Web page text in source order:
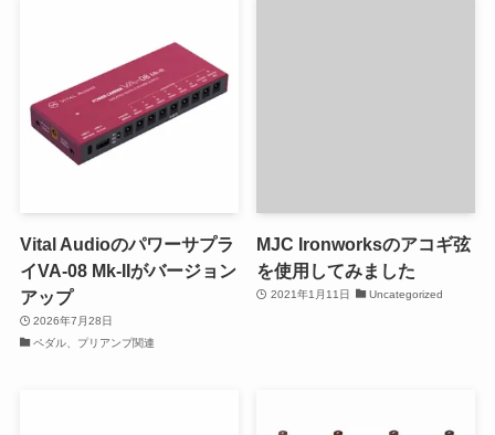
Vital Audioのパワーサプラ
イVA-08 Mk-IIがバージョン
アップ
2026年7月28日
ペダル、プリアンプ関連
MJC Ironworksのアコギ弦
を使用してみました
2021年1月11日 Uncategorized